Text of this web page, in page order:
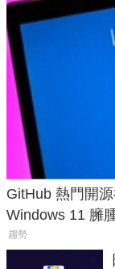
GitHub 熱門開
Windows 11 臃
趨勢